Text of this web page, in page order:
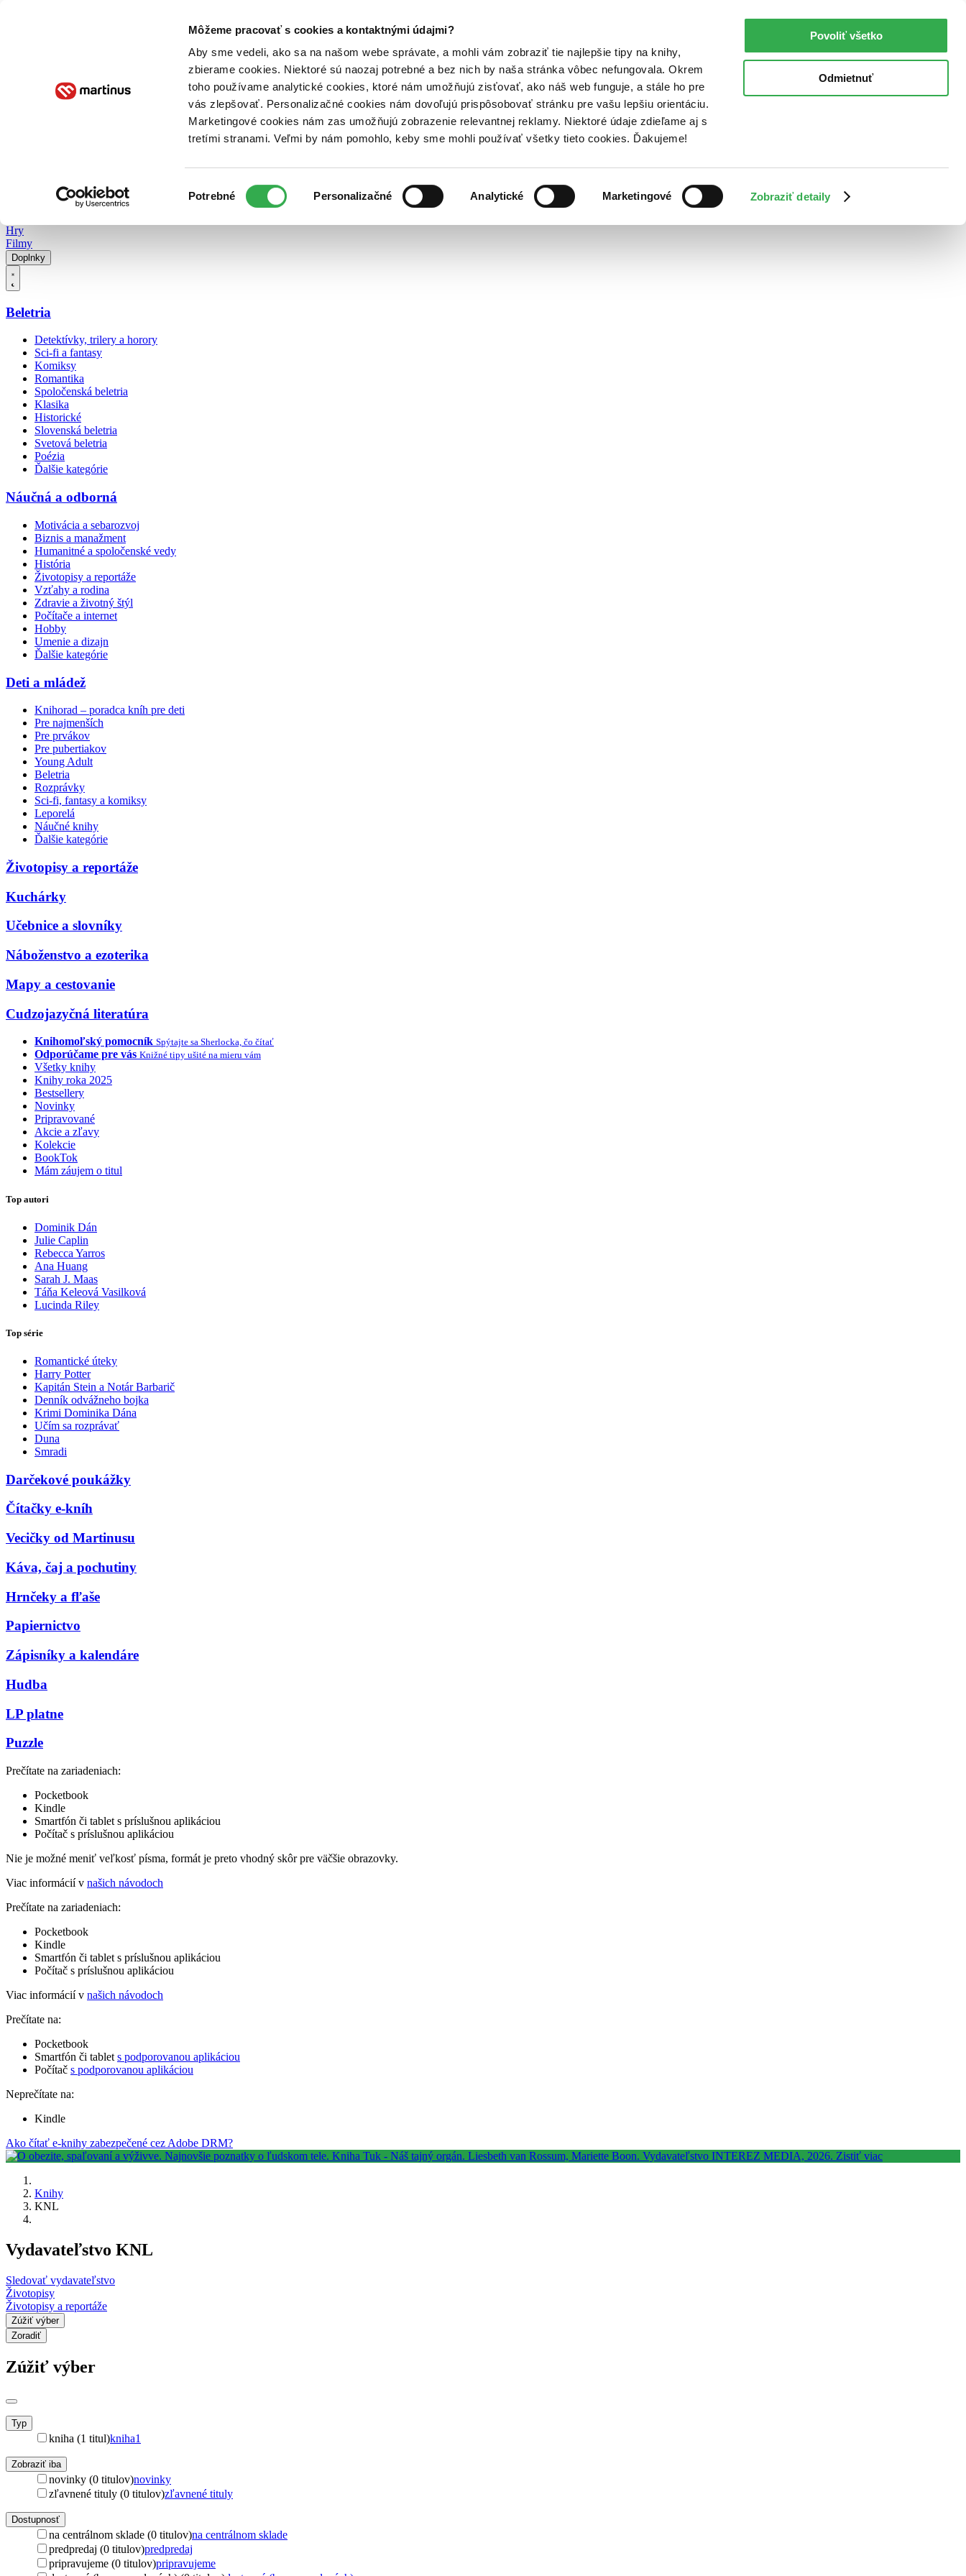
Môžeme pracovať s cookies a kontaktnými údajmi?
Aby sme vedeli, ako sa na našom webe správate, a mohli vám zobraziť tie najlepšie tipy na knihy,
zbierame cookies. Niektoré sú naozaj potrebné a bez nich by naša stránka vôbec nefungovala. Okrem
toho používame analytické cookies, ktoré nám umožňujú zisťovať, ako náš web funguje, a stále ho pre
vás zlepšovať. Personalizačné cookies nám dovoľujú prispôsobovať stránku pre vašu lepšiu orientáciu.
Marketingové cookies nám zas umožňujú zobrazenie relevantnej reklamy. Niektoré údaje zdieľame aj s
tretími stranami. Veľmi by nám pomohlo, keby sme mohli používať všetky tieto cookies. Ďakujeme!
súhlasu
Potrebné Personalizačné Analytické Marketingové Zobraziť detaily
Povoliť všetko
Odmietnuť
Poukážky Kontakt
Hry
Filmy
Doplnky
Beletria
Detektívky, trilery a horory
Sci-fi a fantasy
Komiksy
Romantika
Spoločenská beletria
Klasika
Historické
Slovenská beletria
Svetová beletria
Poézia
Ďalšie kategórie
Náučná a odborná
Motivácia a sebarozvoj
Biznis a manažment
Humanitné a spoločenské vedy
História
Životopisy a reportáže
Vzťahy a rodina
Zdravie a životný štýl
Počítače a internet
Hobby
Umenie a dizajn
Ďalšie kategórie
Deti a mládež
Knihorad – poradca kníh pre deti
Pre najmenších
Pre prvákov
Pre pubertiakov
Young Adult
Beletria
Rozprávky
Sci-fi, fantasy a komiksy
Leporelá
Náučné knihy
Ďalšie kategórie
Životopisy a reportáže
Kuchárky
Učebnice a slovníky
Náboženstvo a ezoterika
Mapy a cestovanie
Cudzojazyčná literatúra
Knihomoľský pomocník Spýtajte sa Sherlocka, čo čítať
Odporúčame pre vás Knižné tipy ušité na mieru vám
Všetky knihy
Knihy roka 2025
Bestsellery
Novinky
Pripravované
Akcie a zľavy
Kolekcie
BookTok
Mám záujem o titul
Top autori
Dominik Dán
Julie Caplin
Rebecca Yarros
Ana Huang
Sarah J. Maas
Táňa Keleová Vasilková
Lucinda Riley
Top série
Romantické úteky
Harry Potter
Kapitán Stein a Notár Barbarič
Denník odvážneho bojka
Krimi Dominika Dána
Učím sa rozprávať
Duna
Smradi
Darčekové poukážky
Čítačky e-kníh
Vecičky od Martinusu
Káva, čaj a pochutiny
Hrnčeky a fľaše
Papiernictvo
Zápisníky a kalendáre
Hudba
LP platne
Puzzle
Prečítate na zariadeniach:
Pocketbook
Kindle
Smartfón či tablet s príslušnou aplikáciou
Počítač s príslušnou aplikáciou
Nie je možné meniť veľkosť písma, formát je preto vhodný skôr pre väčšie obrazovky.
Viac informácií v našich návodoch
Prečítate na zariadeniach:
Pocketbook
Kindle
Smartfón či tablet s príslušnou aplikáciou
Počítač s príslušnou aplikáciou
Viac informácií v našich návodoch
Prečítate na:
Pocketbook
Smartfón či tablet s podporovanou aplikáciou
Počítač s podporovanou aplikáciou
Neprečítate na:
Kindle
Ako čítať e-knihy zabezpečené cez Adobe DRM?
Knihy
KNL
Vydavateľstvo KNL
Sledovať vydavateľstvo
Životopisy
Životopisy a reportáže
Zúžiť výber
Zoradiť
Zúžiť výber
Typ
kniha (1 titul)kniha1
Zobraziť iba
novinky (0 titulov)novinky
zľavnené tituly (0 titulov)zľavnené tituly
Dostupnosť
na centrálnom sklade (0 titulov)na centrálnom sklade
predpredaj (0 titulov)predpredaj
pripravujeme (0 titulov)pripravujeme